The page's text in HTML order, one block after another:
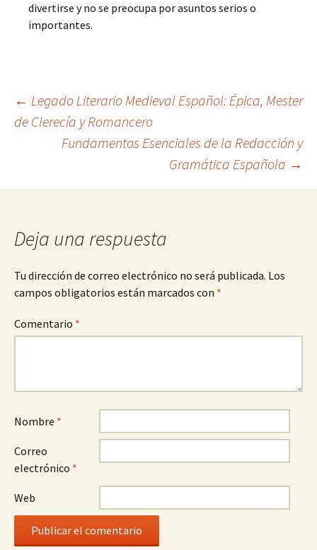
divertirse y no se preocupa por asuntos serios o
importantes.
Navegación
entradas
← Legado Literario Medieval Español: Épica, Mester
de Clerecía y Romancero
Fundamentos Esenciales de la Redacción y
Gramática Española →
Deja una respuesta
Tu dirección de correo electrónico no será publicada. Los
campos obligatorios están marcados con *
Comentario *
Nombre *
Correo
electrónico *
Web